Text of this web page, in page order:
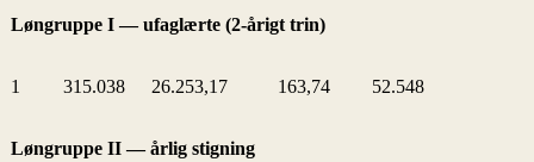
Løngruppe I — ufaglærte (2-årigt trin)
1 315.038 26.253,17 163,74 52.548
Løngruppe II — årlig stigning